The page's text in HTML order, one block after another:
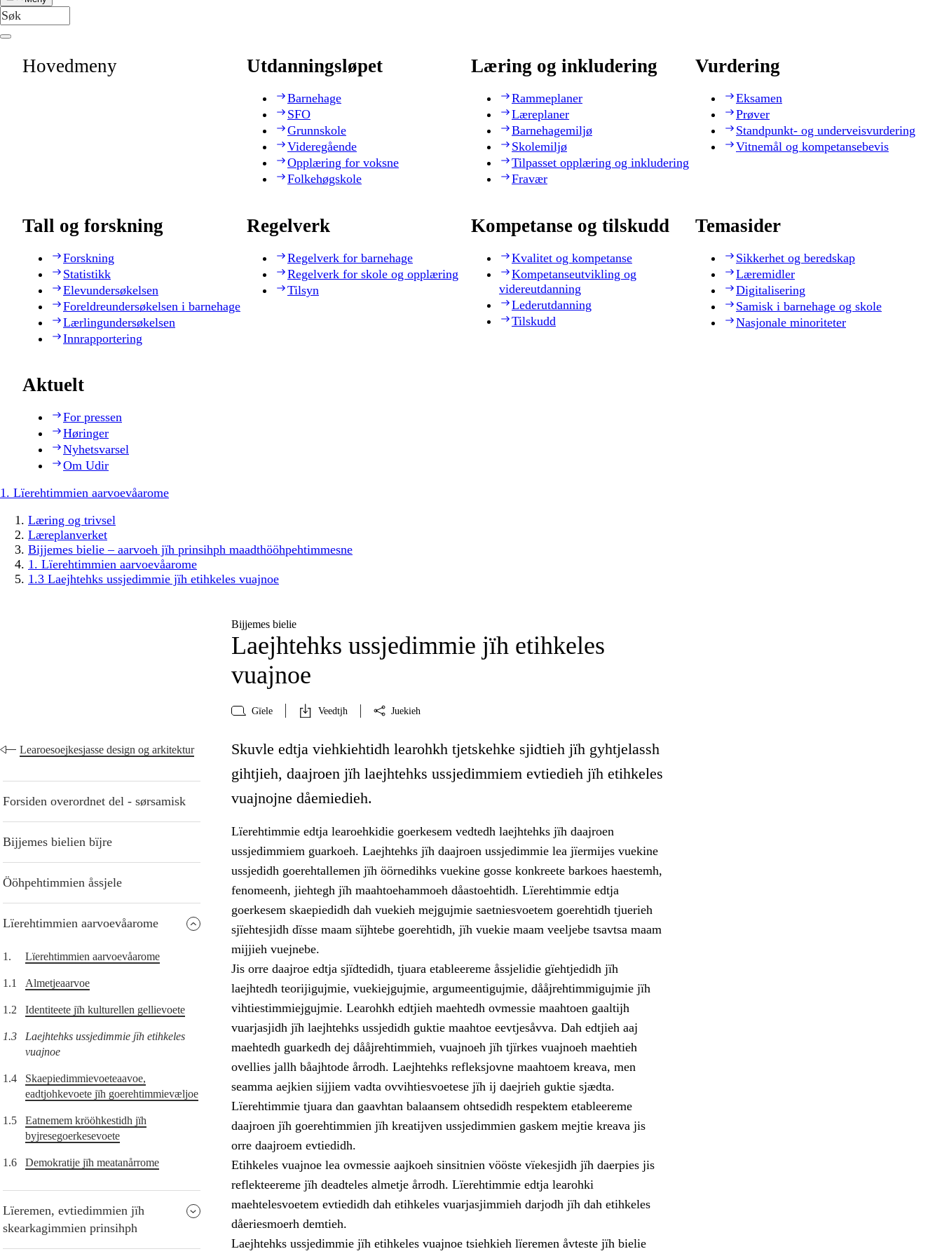
Hovedmeny Utdanningsløpet
Barnehage
SFO
Grunnskole
Videregående
Opplæring for voksne
Folkehøgskole
Læring og inkludering
Rammeplaner
Læreplaner
Barnehagemiljø
Skolemiljø
Tilpasset opplæring og inkludering
Fravær
Vurdering
Eksamen
Prøver
Standpunkt- og underveisvurdering
Vitnemål og kompetansebevis
Tall og forskning
Forskning
Statistikk
Elevundersøkelsen
Foreldreundersøkelsen i barnehage
Lærlingundersøkelsen
Innrapportering
Regelverk
Regelverk for barnehage
Regelverk for skole og opplæring
Tilsyn
Kompetanse og tilskudd
Kvalitet og kompetanse
Kompetanseutvikling og
videreutdanning
Lederutdanning
Tilskudd
Temasider
Sikkerhet og beredskap
Læremidler
Digitalisering
Samisk i barnehage og skole
Nasjonale minoriteter
Aktuelt
For pressen
Høringer
Nyhetsvarsel
Om Udir
1. Lïerehtimmien aarvoevåarome
Læring og trivsel
Læreplanverket
Bijjemes bielie – aarvoeh jïh prinsihph maadthööhpehtimmesne
1. Lïerehtimmien aarvoevåarome
1.3 Laejhtehks ussjedimmie jïh etihkeles vuajnoe
Bijjemes bielie
Laejhtehks ussjedimmie jïh etihkeles
vuajnoe
Gïele Veedtjh Juekieh
Learoesoejkesjasse design og arkitektur
Forsiden overordnet del - sørsamisk
Bijjemes bielien bïjre
Ööhpehtimmien åssjele
Lïerehtimmien aarvoevåarome
1. Lïerehtimmien aarvoevåarome
1.1 Almetjeaarvoe
1.2 Identiteete jïh kulturellen gellievoete
1.3
Laejhtehks ussjedimmie jïh etihkeles
vuajnoe
1.4
Skaepiedimmievoeteaavoe,
eadtjohkevoete jïh goerehtimmievæljoe
1.5
Eatnemem krööhkestidh jïh
byjresegoerkesevoete
1.6 Demokratije jïh meatanårrome
Lïeremen, evtiedimmien jïh
skearkagimmien prinsihph
Skuvle edtja viehkiehtidh learohkh tjetskehke sjidtieh jïh gyhtjelassh
gihtjieh, daajroen jïh laejhtehks ussjedimmiem evtiedieh jïh etihkeles
vuajnojne dåemiedieh.
Lïerehtimmie edtja learoehkidie goerkesem vedtedh laejhtehks jïh daajroen
ussjedimmiem guarkoeh. Laejhtehks jïh daajroen ussjedimmie lea jïermijes vuekine
ussjedidh goerehtallemen jïh öörnedihks vuekine gosse konkreete barkoes haestemh,
fenomeenh, jiehtegh jïh maahtoehammoeh dåastoehtidh. Lïerehtimmie edtja
goerkesem skaepiedidh dah vuekieh mejgujmie saetniesvoetem goerehtidh tjuerieh
sjïehtesjidh dïsse maam sïjhtebe goerehtidh, jïh vuekie maam veeljebe tsavtsa maam
mijjieh vuejnebe.
Jis orre daajroe edtja sjïdtedidh, tjuara etableereme åssjelidie gïehtjedidh jïh
laejhtedh teorijigujmie, vuekiejgujmie, argumeentigujmie, dååjrehtimmigujmie jïh
vihtiestimmiejgujmie. Learohkh edtjieh maehtedh ovmessie maahtoen gaaltijh
vuarjasjidh jïh laejhtehks ussjedidh guktie maahtoe eevtjesåvva. Dah edtjieh aaj
maehtedh guarkedh dej dååjrehtimmieh, vuajnoeh jïh tjïrkes vuajnoeh maehtieh
ovellies jallh båajhtode årrodh. Laejhtehks refleksjovne maahtoem kreava, men
seamma aejkien sijjiem vadta ovvihtiesvoetese jïh ij daejrieh guktie sjædta.
Lïerehtimmie tjuara dan gaavhtan balaansem ohtsedidh respektem etableereme
daajroen jïh goerehtimmien jïh kreatijven ussjedimmien gaskem mejtie kreava jis
orre daajroem evtiedidh.
Etihkeles vuajnoe lea ovmessie aajkoeh sinsitnien vööste vïekesjidh jïh daerpies jis
reflekteereme jïh deadteles almetje årrodh. Lïerehtimmie edtja learohki
maehtelesvoetem evtiedidh dah etihkeles vuarjasjimmieh darjodh jïh dah etihkeles
dåeriesmoerh demtieh.
Laejhtehks ussjedimmie jïh etihkeles vuajnoe tsiehkieh lïeremen åvteste jïh bielie